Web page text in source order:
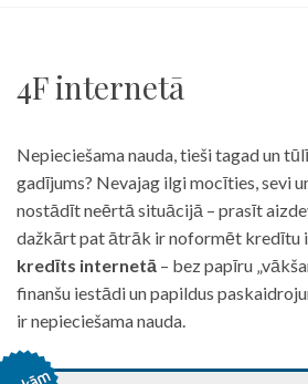
4F internetā
Nepieciešama nauda, tieši tagad un
gadījums? Nevajag ilgi mocīties, sevi
nostādīt neērtā situācijā – prasīt
dažkārt pat ātrāk ir noformēt kredītu
kredīts internetā – bez papīru
finanšu iestādi un papildus
ir nepieciešama nauda.